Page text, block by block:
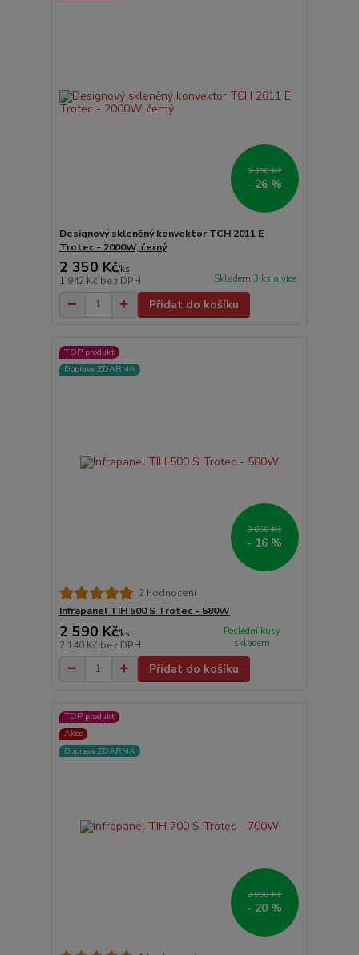
3 190 Kč
- 26 %
Designový skleněný konvektor TCH 2011 E
Trotec - 2000W, černý
2 350 Kč/ks
1 942 Kč bez DPH Skladem 3 ks a více
Přidat do košíku
TOP produkt
Doprava ZDARMA
3 090 Kč
- 16 %
2 hodnocení
Infrapanel TIH 500 S Trotec - 580W
2 590 Kč/ks
2 140 Kč bez DPH
Poslední kusy
skladem
Přidat do košíku
TOP produkt
Akce
Doprava ZDARMA
3 990 Kč
- 20 %